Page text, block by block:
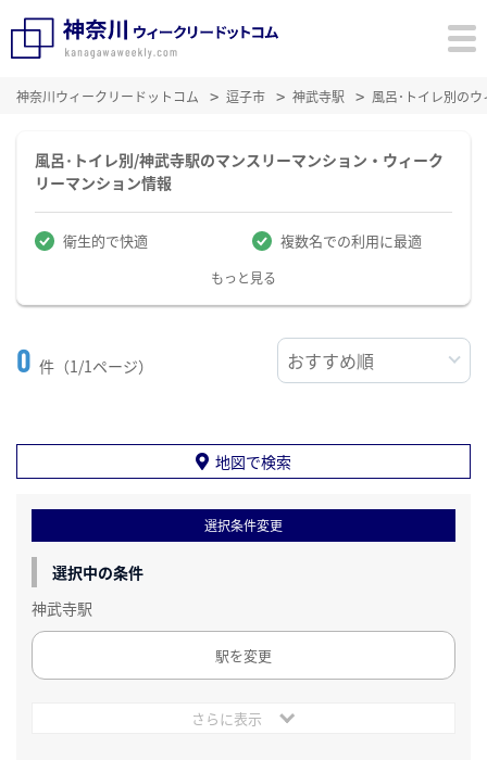
神奈川ウィークリードットコム 逗子市 神武寺駅 風呂･トイレ別の
風呂･トイレ別/神武寺駅のマンスリーマンション・ウィーク
リーマンション情報
衛生的で快適 複数名での利用に最適
もっと見る
0 件（1/1ページ）
地図で検索
選択条件変更
選択中の条件
神武寺駅
駅を変更
さらに表示